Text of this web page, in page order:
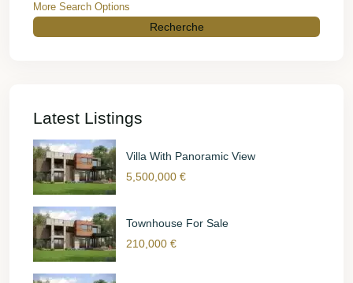
More Search Options
Recherche
Latest Listings
Villa With Panoramic View
5,500,000 €
Townhouse For Sale
210,000 €